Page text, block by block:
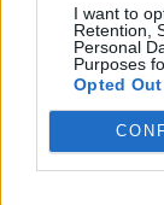
I want to
Retention,
Personal
Purposes
Opted Out
Només els
publicar-hi